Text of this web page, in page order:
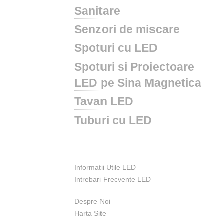
Sanitare
Senzori de miscare
Spoturi cu LED
Spoturi si Proiectoare
LED pe Sina Magnetica
Tavan LED
Tuburi cu LED
Informatii Utile LED
Intrebari Frecvente LED
Despre Noi
Harta Site